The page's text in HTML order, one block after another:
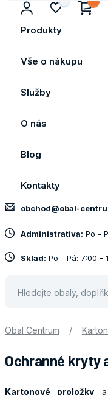
Produkty
Vše o nákupu
Služby
O nás
Blog
Kontakty
obchod@obal-
Administrativa: Po -
Sklad: Po - Pá: 7:00 -
Obal Centrum /
Ochranné kryty
Kartonové proložky a